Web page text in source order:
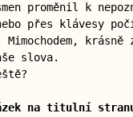
proměnil k
přes klávesy
slova.
na titulní